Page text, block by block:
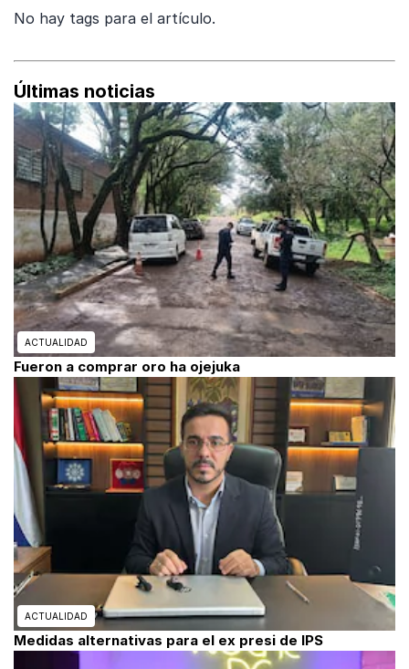
No hay tags para el artículo.
Últimas noticias
ACTUALIDAD
Fueron a comprar oro ha ojejuka
ACTUALIDAD
Medidas alternativas para el ex presi de IPS